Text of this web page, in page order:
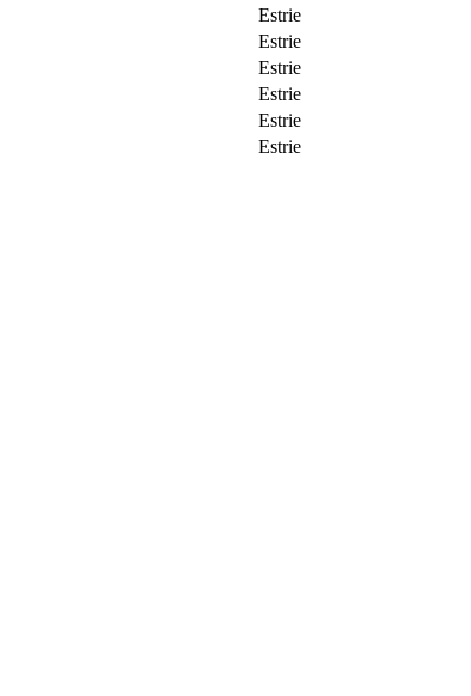
Estrie
Estrie
Estrie
Estrie
Estrie
Estrie